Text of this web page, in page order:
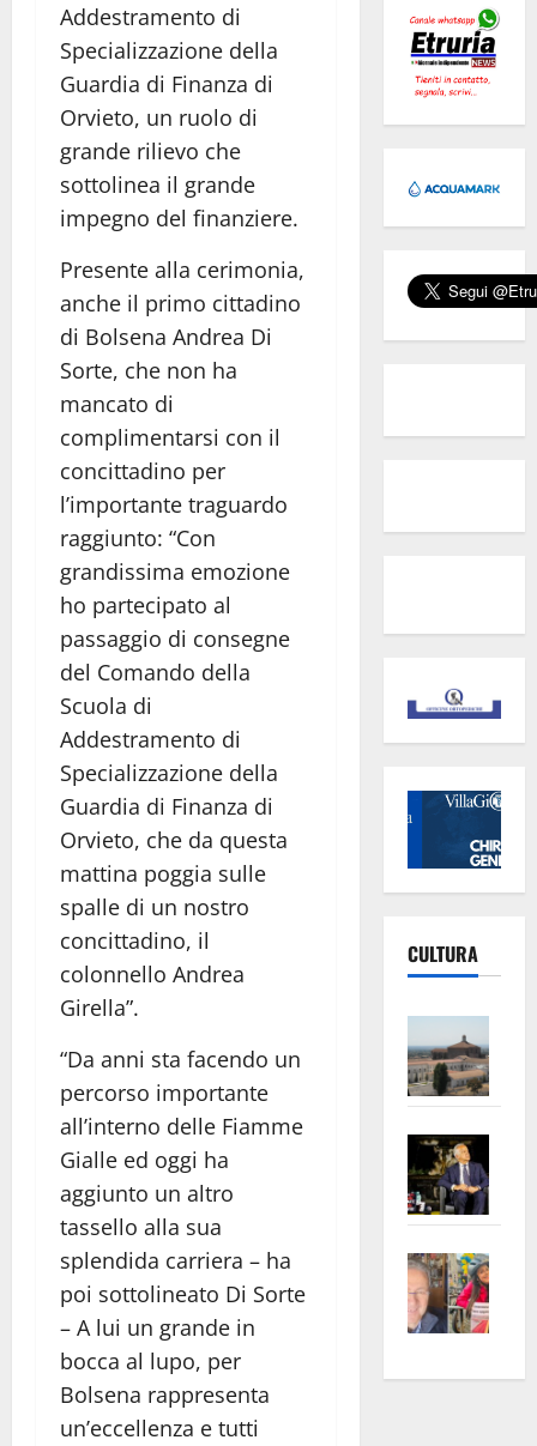
Addestramento di
Specializzazione della
Guardia di Finanza di
Orvieto, un ruolo di
grande rilievo che
sottolinea il grande
impegno del finanziere.
Presente alla cerimonia,
anche il primo cittadino
di Bolsena Andrea Di
Sorte, che non ha
mancato di
complimentarsi con il
concittadino per
l’importante traguardo
raggiunto: “Con
grandissima emozione
ho partecipato al
passaggio di consegne
del Comando della
Scuola di
Addestramento di
Specializzazione della
Guardia di Finanza di
Orvieto, che da questa
mattina poggia sulle
spalle di un nostro
concittadino, il
colonnello Andrea
Girella”.
“Da anni sta facendo un
percorso importante
all’interno delle Fiamme
Gialle ed oggi ha
aggiunto un altro
tassello alla sua
splendida carriera – ha
poi sottolineato Di Sorte
– A lui un grande in
bocca al lupo, per
Bolsena rappresenta
un’eccellenza e tutti
CULTURA
euro
apre